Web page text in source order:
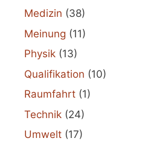
Medizin (38)
Meinung (11)
Physik (13)
Qualifikation (10)
Raumfahrt (1)
Technik (24)
Umwelt (17)